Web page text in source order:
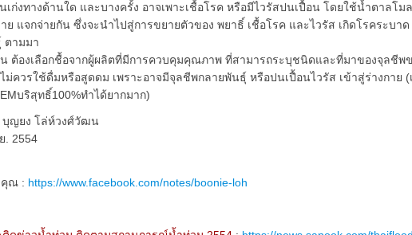
เก่งทางด้านใด และบางครั้ง อาจเพาะเชื้อโรค หรือมีไวรัสปนเปื้อน โดยใช้น้ำตาลโม
ย แจกจ่ายกัน ซึ่งจะนำไปสู่การขยายตัวของ พยาธิ์ เชื้อโรค และไวรัส เกิดโรคระบาด
ตามมา
ต้องเลือกชื้อจากผู้ผลิตที่มีการควบคุมคุณภาพ ที่สามารถระบุชนิดและที่มาของจุลชีพ
ม่ควรใช้ดื่มหรือสูดดม เพราะอาจมีจุลชีพกลายพันธุ์ หรือปนเปื้อนไวรัส เข้าสู่ร่างกาย (
บริสุทธิ์100%ทำได้ยากมาก)
บุญยง โล่ห์วงศ์วัฒน
. 2554
ณ : https://www.facebook.com/notes/boonie-loh